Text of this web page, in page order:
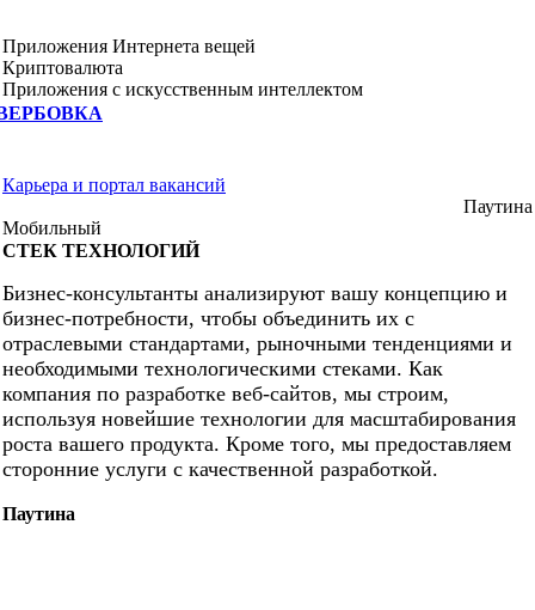
Приложения Интернета вещей
Криптовалюта
Приложения с искусственным интеллектом
Карьера и портал вакансий
Паутина
Мобильный
СТЕК ТЕХНОЛОГИЙ
Бизнес-консультанты анализируют вашу концепцию и
бизнес-потребности, чтобы объединить их с
отраслевыми стандартами, рыночными тенденциями и
необходимыми технологическими стеками. Как
компания по разработке веб-сайтов, мы строим,
используя новейшие технологии для масштабирования
роста вашего продукта. Кроме того, мы предоставляем
сторонние услуги с качественной разработкой.
Паутина